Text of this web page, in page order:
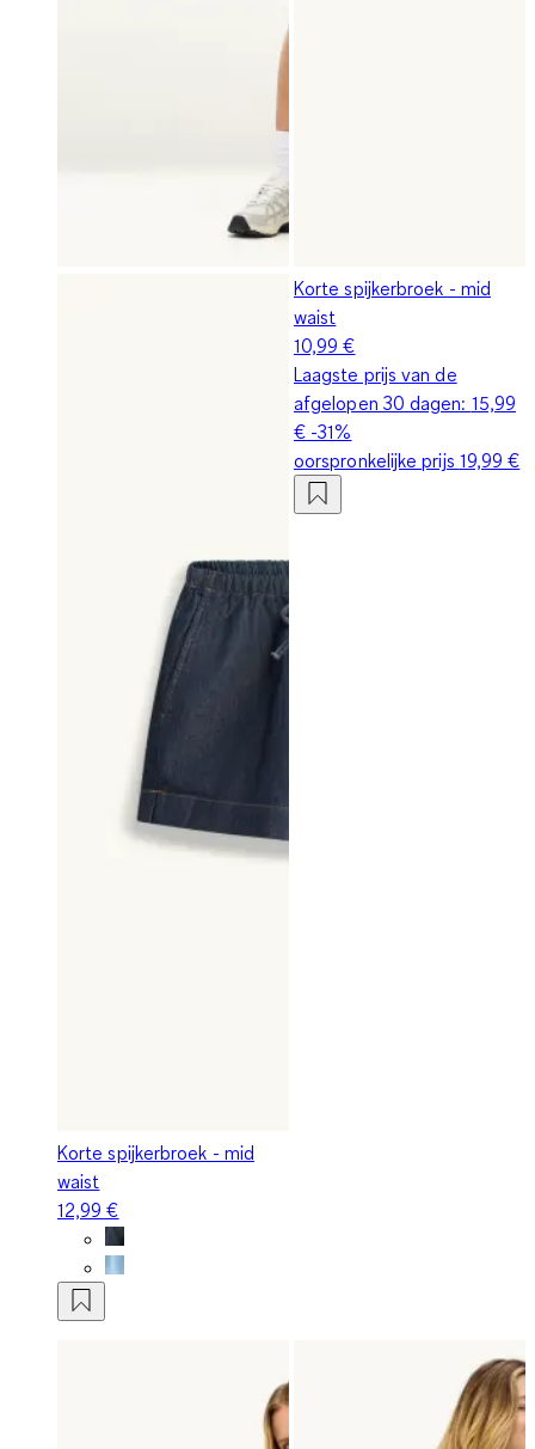
Korte spijkerbroek - mid
waist
12,99 €
Korte spijkerbroek - mid
waist
10,99 €
Laagste prijs van de
afgelopen 30 dagen: 15,99
€ -31%
oorspronkelijke prijs 19,99 €